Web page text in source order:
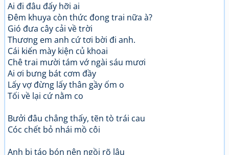
Ai đi đâu đấy hỡi ai
Đêm khuya còn thức đong trai nữa à?
Gió đưa cây cải về trời
Thương em anh cứ tơi bời đi anh.
Cái kiến mày kiện củ khoai
Chê trai mười tám vớ ngài sáu mươi
Ai ơi bưng bát cơm đầy
Lấy vợ đừng lấy thân gầy ốm o
Tối về lại cứ nằm co
Bưởi đâu chẳng thấy, tẽn tò trái cau
Cóc chết bỏ nhái mồ côi
Anh bị táo bón nên ngồi rõ lâu